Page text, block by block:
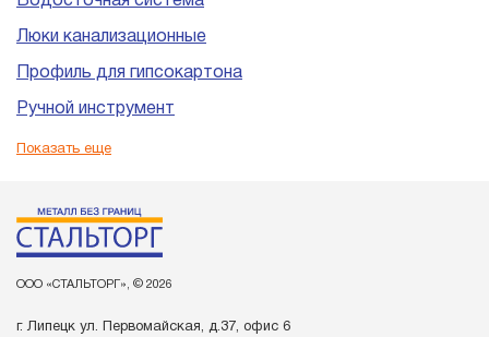
Люки канализационные
Профиль для гипсокартона
Ручной инструмент
Пластиковые трубы и фитинги для канализации
Показать еще
ООО «СТАЛЬТОРГ», © 2026
г. Липецк ул. Первомайская, д.37, офис 6